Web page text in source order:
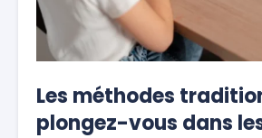
Les méthodes
plongez-vous dans